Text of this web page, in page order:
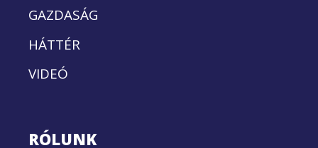
GAZDASÁG
HÁTTÉR
VIDEÓ
RÓLUNK